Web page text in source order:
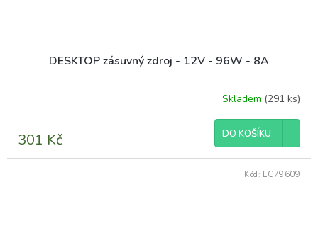
DESKTOP zásuvný zdroj - 12V - 96W - 8A
Skladem (291 ks)
301 Kč DO KOŠÍKU
Kód: EC79609